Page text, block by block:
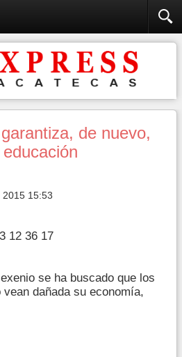
de nuevo,
15:53
se ha buscado que los
dañada su economía,